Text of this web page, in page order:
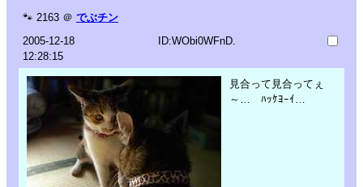
🐾 2163 ＠ でぶチン
2005-12-18
12:28:15
ID:WObi0WFnD.
見合って見合ってぇ
～… ﾊｯｹﾖｰｲ…